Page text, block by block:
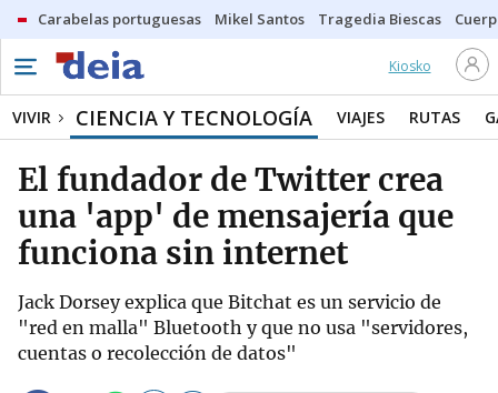
Carabelas portuguesas Mikel Santos Tragedia Biescas
Kiosko
VIVIR CIENCIA Y TECNOLOGÍA VIAJES RUTAS
El fundador de Twitter crea
una 'app' de mensajería que
funciona sin internet
Jack Dorsey explica que Bitchat es un servicio de
"red en malla" Bluetooth y que no usa "servidores,
cuentas o recolección de datos"